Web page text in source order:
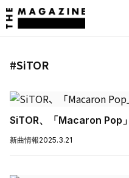
#SiTOR
SiTOR、「Macaron Pop
新曲情報2025.3.21